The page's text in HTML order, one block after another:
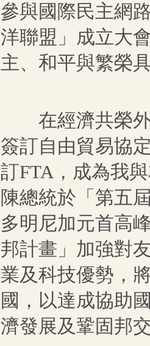
參與國際民主網
洋聯盟」成立大
主、和平與繁榮
在經濟共榮外
簽訂自由貿易協
訂FTA，成為我
陳總統於「第五
多明尼加元首高
邦計畫」加強對
業及科技優勢，
國，以達成協助
濟發展及鞏固邦